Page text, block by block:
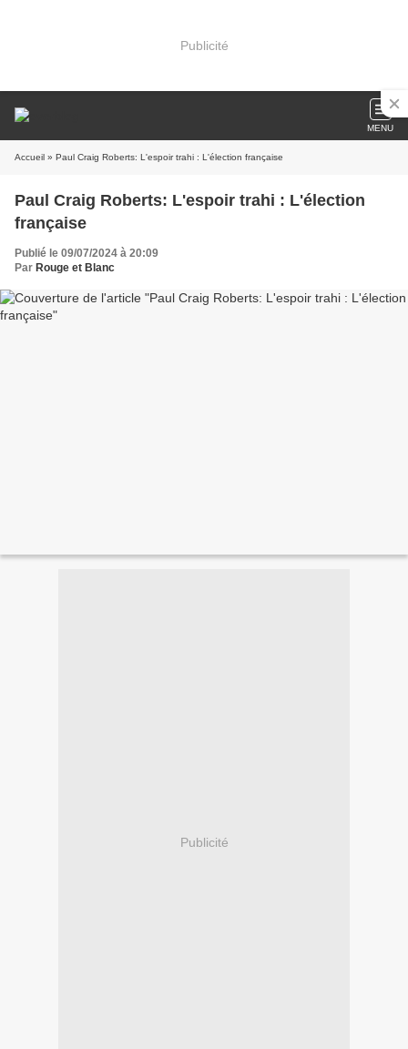
Publicité
MENU
Accueil » Paul Craig Roberts: L'espoir trahi : L'élection française
Paul Craig Roberts: L'espoir trahi : L'élection
française
Publié le 09/07/2024 à 20:09
Par Rouge et Blanc
Publicité